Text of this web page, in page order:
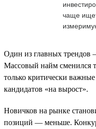
чаще
Один из главных трендов
Массовый найм сменился
только критически
кандидатов «на вырост».
Новичков на рынке
позиций — меньше.